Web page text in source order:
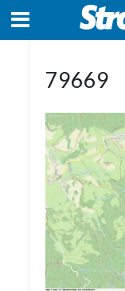
79669